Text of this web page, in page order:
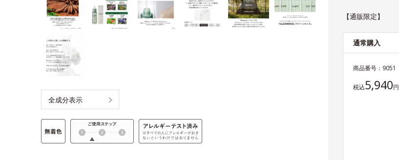
全成分表示
【通販限定】
通常購入
商品番号： 9051
税込5,940円